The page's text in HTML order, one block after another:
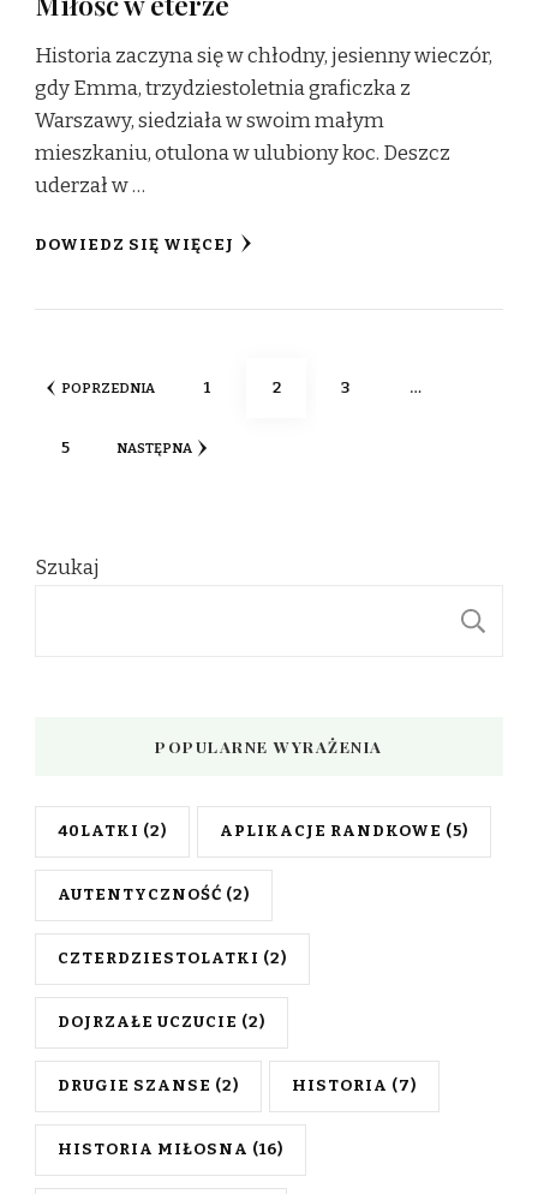
Historia zaczyna się w chłodny, jesienny wieczór,
gdy Emma, trzydziestoletnia graficzka z
Warszawy, siedziała w swoim małym
mieszkaniu, otulona w ulubiony koc. Deszcz
uderzał w …
DOWIEDZ SIĘ WIĘCEJ
Stronicowanie
POPRZEDNIA STRONA
1 STRONA
2 STRONA
3 …
STRONA
5 NASTĘPNA
Szukaj
POPULARNE WYRAŻENIA
40LATKI (2) APLIKACJE RANDKOWE (5)
AUTENTYCZNOŚĆ (2)
CZTERDZIESTOLATKI (2)
DOJRZAŁE UCZUCIE (2)
DRUGIE SZANSE (2) HISTORIA (7)
HISTORIA MIŁOSNA (16)